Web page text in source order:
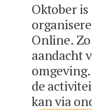
Oktober
Online.
aandacht
de
kan via